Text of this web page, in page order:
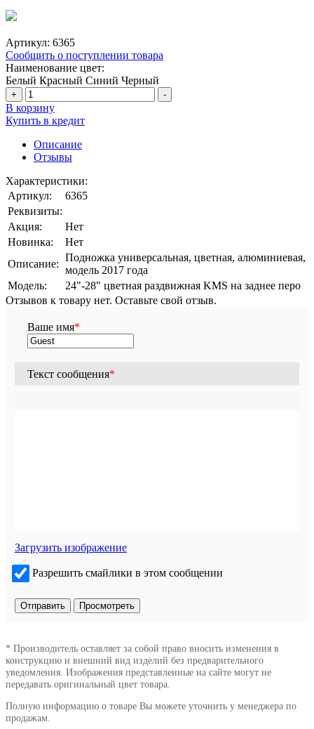
Артикул: 6365
Сообщить о поступлении товара
Наименование цвет:
Белый Красный Синий Черный
+ -
В корзину
Купить в кредит
Описание
Отзывы
Характеристики:
Артикул:
6365
Реквизиты:
Акция:
Нет
Новинка:
Нет
Описание:
Подножка универсальная, цветная, алюминиевая,
модель 2017 года
Модель:
24"-28" цветная раздвижная KMS на заднее перо
Отзывов к товару нет. Оставьте свой отзыв.
Ваше имя*
Текст сообщения*
Загрузить изображение
Разрешить смайлики в этом сообщении
* Производитель оставляет за собой право вносить изменения в
конструкцию и внешний вид изделий без предварительного
уведомления. Изображения представленные на сайте могут не
передавать оригинальный цвет товара.
Полную информацию о товаре Вы можете уточнить у менеджера по
продажам.